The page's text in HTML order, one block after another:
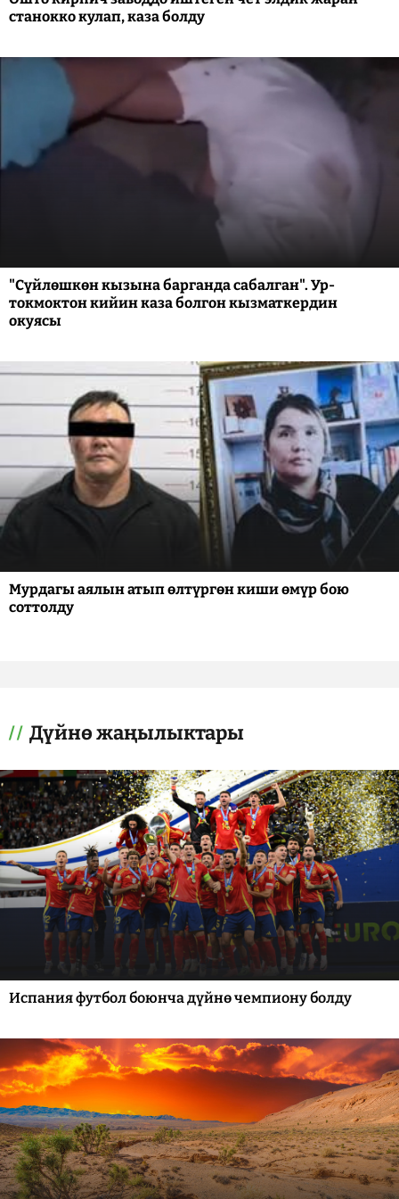
станокко кулап, каза болду
"Сүйлөшкөн кызына барганда сабалган". Ур-
токмоктон кийин каза болгон кызматкердин
окуясы
Мурдагы аялын атып өлтүргөн киши өмүр бою
соттолду
Дүйнө жаңылыктары
Испания футбол боюнча дүйнө чемпиону болду